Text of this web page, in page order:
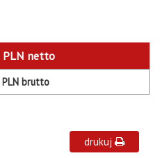
PLN netto
PLN brutto
drukuj